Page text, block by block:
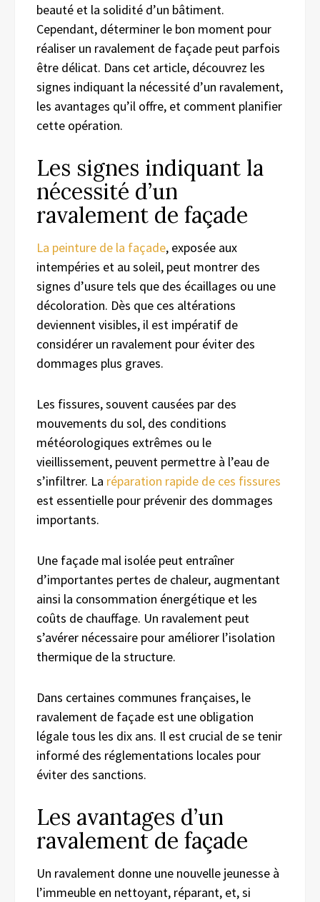
beauté et la solidité d’un bâtiment.
Cependant, déterminer le bon moment pour
réaliser un ravalement de façade peut parfois
être délicat. Dans cet article, découvrez les
signes indiquant la nécessité d’un ravalement,
les avantages qu’il offre, et comment planifier
cette opération.
Les signes indiquant la
nécessité d’un
ravalement de façade
La peinture de la façade, exposée aux
intempéries et au soleil, peut montrer des
signes d’usure tels que des écaillages ou une
décoloration. Dès que ces altérations
deviennent visibles, il est impératif de
considérer un ravalement pour éviter des
dommages plus graves.
Les fissures, souvent causées par des
mouvements du sol, des conditions
météorologiques extrêmes ou le
vieillissement, peuvent permettre à l’eau de
s’infiltrer. La réparation rapide de ces fissures
est essentielle pour prévenir des dommages
importants.
Une façade mal isolée peut entraîner
d’importantes pertes de chaleur, augmentant
ainsi la consommation énergétique et les
coûts de chauffage. Un ravalement peut
s’avérer nécessaire pour améliorer l’isolation
thermique de la structure.
Dans certaines communes françaises, le
ravalement de façade est une obligation
légale tous les dix ans. Il est crucial de se tenir
informé des réglementations locales pour
éviter des sanctions.
Les avantages d’un
ravalement de façade
Un ravalement donne une nouvelle jeunesse à
l’immeuble en nettoyant, réparant, et, si